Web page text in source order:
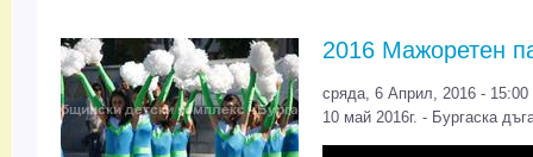
2016 Мажоретен
сряда, 6 Април, 2016 - 15:00
10 май 2016г. - Бургаска